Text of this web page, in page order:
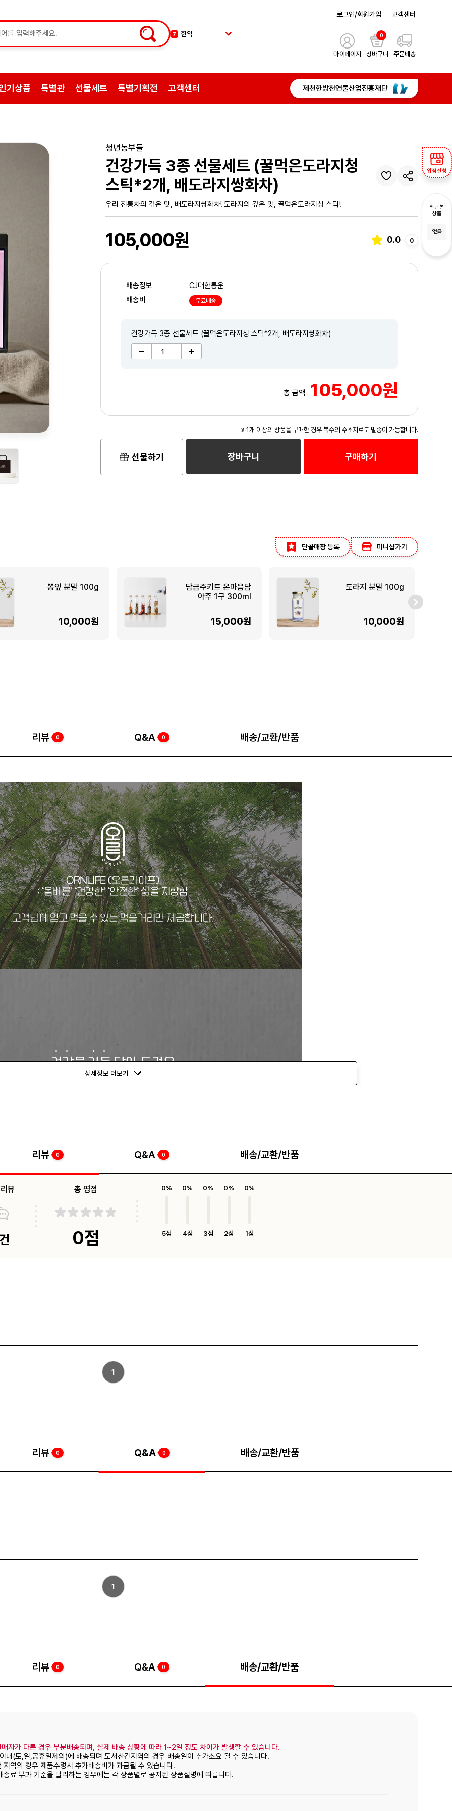
8 허브차
쌍화탕
7 한약
로그인/회원가입 고객센터
마이페이지
0
장바구니 주문배송
기상품 특별관 선물세트 특별기획전 고객센터 제천한방천연물산업진흥재단
입점신청
최근본
상품
없음
3/5
청년농부들
건강가득 3종 선물세트 (꿀먹은도라지청
스틱*2개, 배도라지쌍화차)
우리 전통차의 깊은 맛, 배도라지쌍화차! 도라지의 깊은 맛, 꿀먹은도라지청 스틱!
105,000원 0.0 0
배송정보
CJ대한통운
배송비
무료배송
건강가득 3종 선물세트 (꿀먹은도라지청 스틱*2개, 배도라지쌍화차)
총 금액 105,000원
※ 1개 이상의 상품을 구매한 경우 복수의 주소지로도 발송이 가능합니다.
선물하기 장바구니 구매하기
단골매장 등록 미니샵가기
뽕잎 분말 100g
10,000원
담금주키트 온마음담
아주 1구 300ml
15,000원
도라지 분말 100g
10,000원
리뷰 0 Q&A 0 배송/교환/반품
상세정보 더보기
리뷰 0 Q&A 0 배송/교환/반품
뷰 총 평점
0점
0%
5점
0%
4점
0%
3점
0%
2점
0%
1점
1
리뷰 0 Q&A 0 배송/교환/반품
1
리뷰 0 Q&A 0 배송/교환/반품
자가 다른 경우 부분배송되며, 실제 배송 상황에 따라 1~2일 정도 차이가 발생할 수 있습니다.
내(토,일,공휴일제외)에 배송되며 도서산간지역의 경우 배송일이 추가소요 될 수 있습니다.
역의 경우 제품수령시 추가배송비가 과금될 수 있습니다.
료 부과 기준을 달리하는 경우에는 각 상품별로 공지된 상품설명에 따릅니다.